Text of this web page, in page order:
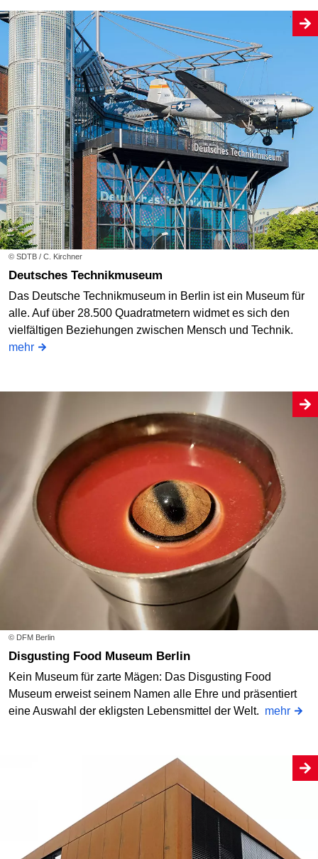
© SDTB / C. Kirchner
Deutsches Technikmuseum
Das Deutsche Technikmuseum in Berlin ist ein Museum für
alle. Auf über 28.500 Quadratmetern widmet es sich den
vielfältigen Beziehungen zwischen Mensch und Technik.
mehr
© DFM Berlin
Disgusting Food Museum Berlin
Kein Museum für zarte Mägen: Das Disgusting Food
Museum erweist seinem Namen alle Ehre und präsentiert
eine Auswahl der ekligsten Lebensmittel der Welt. mehr